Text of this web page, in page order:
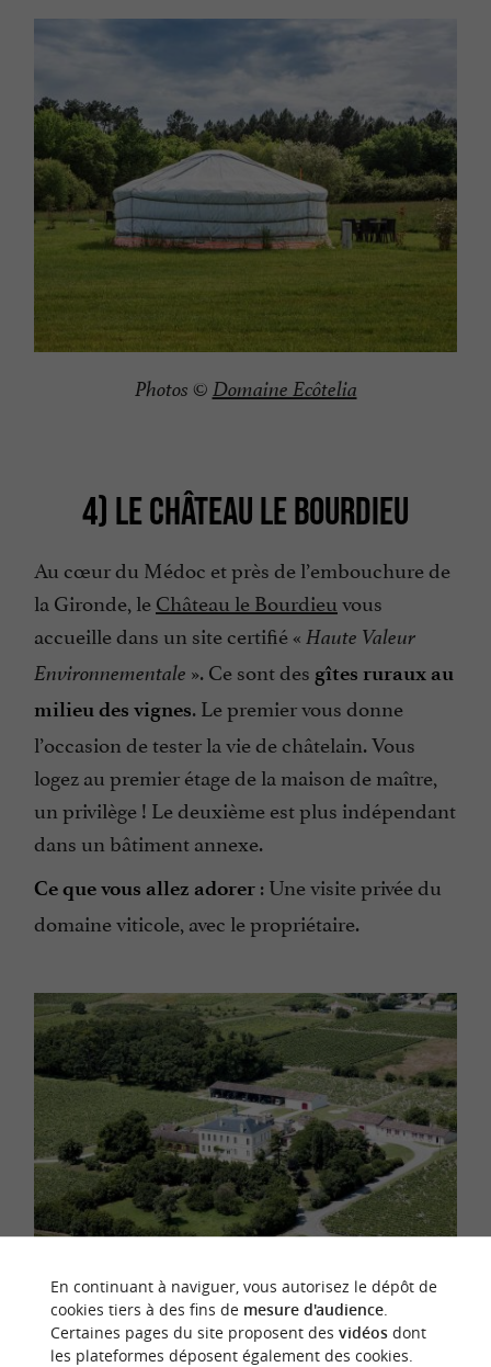
Photos © Domaine Ecôtelia
4) LE CHÂTEAU LE BOURDIEU
Au cœur du Médoc et près de l’embouchure de
la Gironde, leChâteau le Bourdieu vous
accueille dans un site certifié « Haute Valeur
Environnementale ». Ce sont des gîtes ruraux au
milieu des vignes. Le premier vous donne
l’occasion de tester la vie de châtelain. Vous
logez au premier étage de la maison de maître,
un privilège ! Le deuxième est plus indépendant
dans un bâtiment annexe.
Ce que vous allez adorer : Une visite privée du
domaine viticole, avec le propriétaire.
Photo ©Château le Bourdieu
En continuant à naviguer, vous autorisez le dépôt de
cookies tiers à des fins de mesure d'audience.
Certaines pages du site proposent des vidéosdont
les plateformes déposent également des cookies.